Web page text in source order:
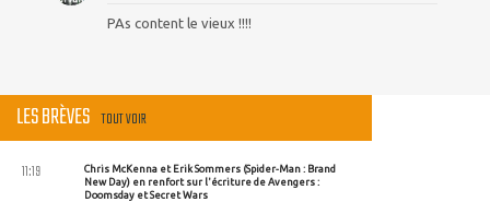
PAs content le vieux !!!!
LES BRÈVES TOUT VOIR
Chris McKenna et Erik Sommers (Spider-Man : Brand
New Day) en renfort sur l'écriture de Avengers :
Doomsday et Secret Wars
11:19